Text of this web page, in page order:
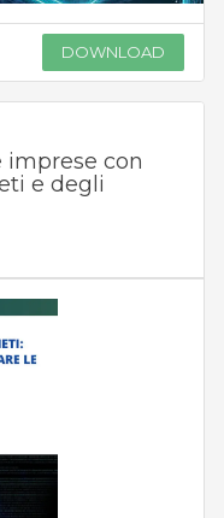
DOWNLOAD
imprese con
e degli